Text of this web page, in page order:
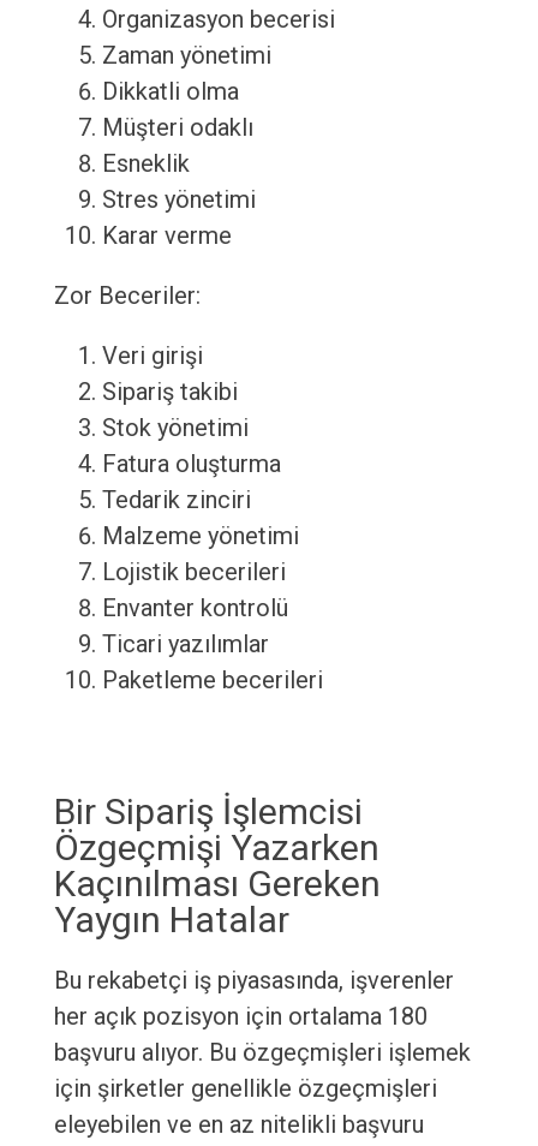
Organizasyon becerisi
Zaman yönetimi
Dikkatli olma
Müşteri odaklı
Esneklik
Stres yönetimi
Karar verme
Zor Beceriler:
Veri girişi
Sipariş takibi
Stok yönetimi
Fatura oluşturma
Tedarik zinciri
Malzeme yönetimi
Lojistik becerileri
Envanter kontrolü
Ticari yazılımlar
Paketleme becerileri
Bir Sipariş İşlemcisi
Özgeçmişi Yazarken
Kaçınılması Gereken
Yaygın Hatalar
Bu rekabetçi iş piyasasında, işverenler
her açık pozisyon için ortalama 180
başvuru alıyor. Bu özgeçmişleri işlemek
için şirketler genellikle özgeçmişleri
eleyebilen ve en az nitelikli başvuru